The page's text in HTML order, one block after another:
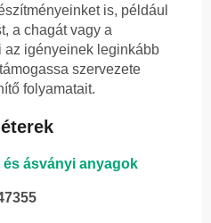
is, például
a chagát vagy a
az igényeinek leginkább
szervezete
folyamatait.
ásványi anyagok